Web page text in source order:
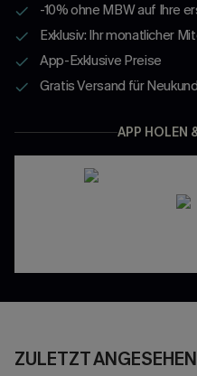
-10% ohne MBW auf Ihre
Exklusiv: Ihr monatlicher
App-Exklusive Preise
Gratis Versand für
APP HOLEN
ZULETZT ANGESEHEN